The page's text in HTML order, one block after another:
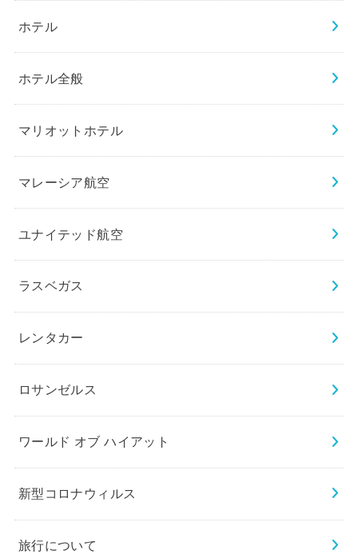
ホテル
ホテル全般
マリオットホテル
マレーシア航空
ユナイテッド航空
ラスベガス
レンタカー
ロサンゼルス
ワールド オブ ハイアット
新型コロナウィルス
旅行について